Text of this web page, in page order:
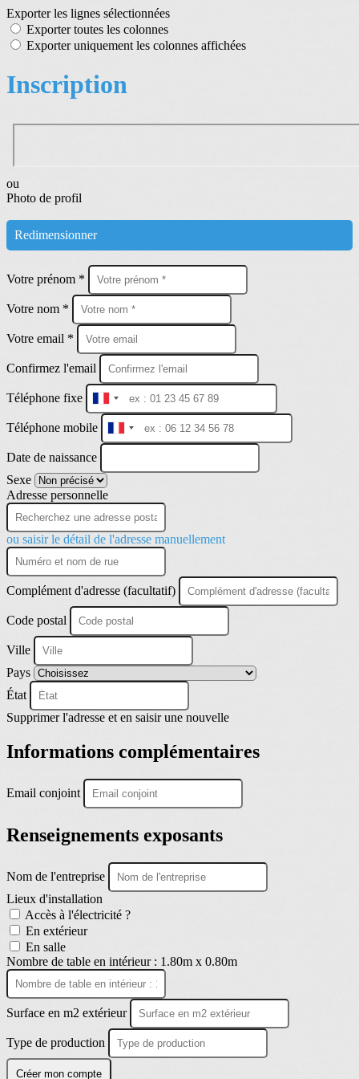
Exporter les lignes sélectionnées
Exporter toutes les colonnes
Exporter uniquement les colonnes affichées
Inscription
ou
Photo de profil
Redimensionner
Votre prénom *
Votre nom *
Votre email *
Confirmez l'email
Téléphone fixe
France
+33
Téléphone mobile
France
+33
Date de naissance
Sexe
Adresse personnelle
ou saisir le détail de l'adresse manuellement
Complément d'adresse (facultatif)
Code postal
Ville
Pays
État
Supprimer l'adresse et en saisir une nouvelle
Informations complémentaires
Email conjoint
Renseignements exposants
Nom de l'entreprise
Lieux d'installation
Accès à l'électricité ?
En extérieur
En salle
Nombre de table en intérieur : 1.80m x 0.80m
Surface en m2 extérieur
Type de production
Créer mon compte